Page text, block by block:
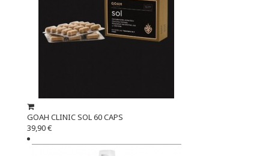
GOAH CLINIC SOL 60 CAPS
39,90 €